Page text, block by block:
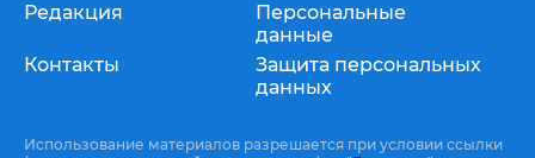
Редакция
Контакты
Персональные
данные
Защита персональных
данных
Использование материалов разрешается при условии ссылки